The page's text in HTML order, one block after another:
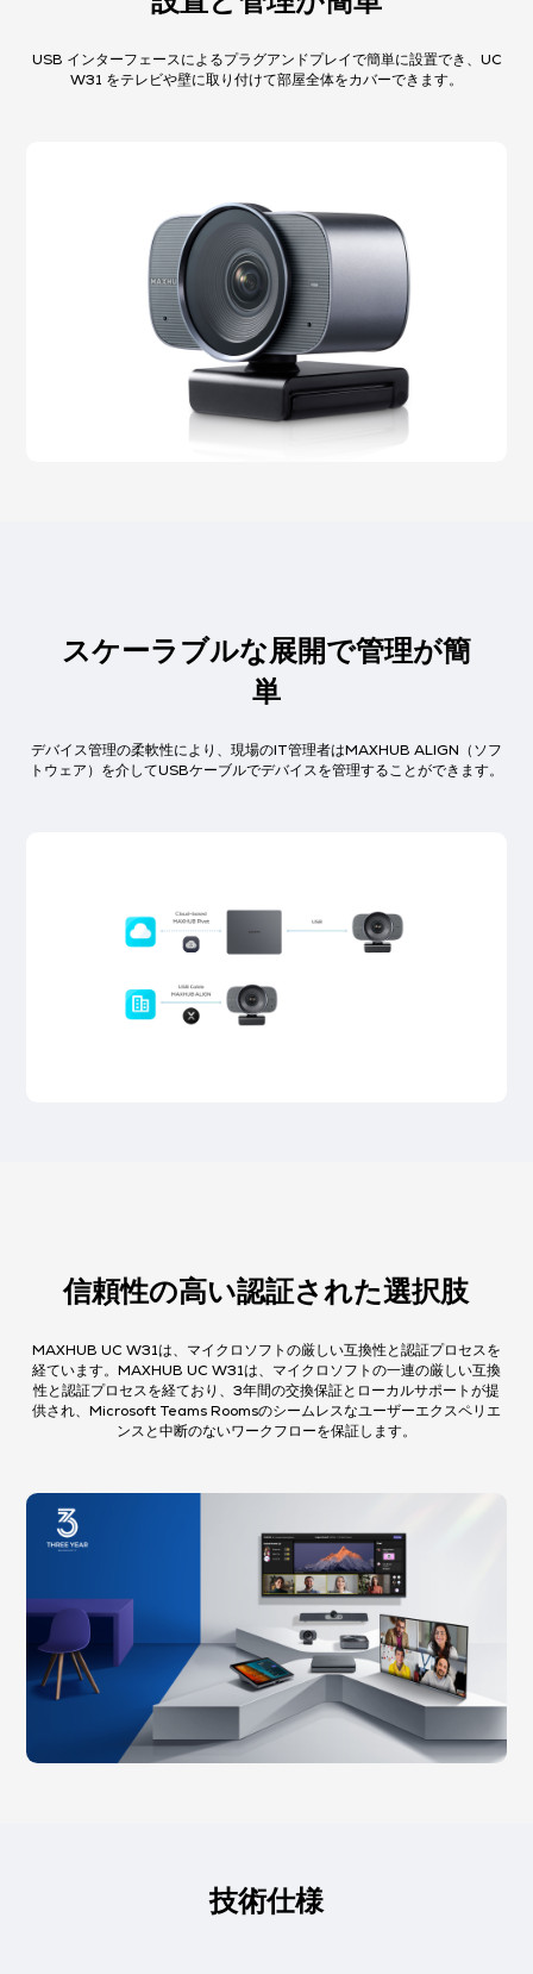
USB インターフェースによるプラグアンドプレイで簡単に設置でき、UC
W31 をテレビや壁に取り付けて部屋全体をカバーできます。
スケーラブルな展開で管理が簡
単
デバイス管理の柔軟性により、現場のIT管理者はMAXHUB ALIGN（ソフ
トウェア）を介してUSBケーブルでデバイスを管理することができます。
信頼性の高い認証された選択肢
MAXHUB UC W31は、マイクロソフトの厳しい互換性と認証プロセスを
経ています。MAXHUB UC W31は、マイクロソフトの一連の厳しい互換
性と認証プロセスを経ており、3年間の交換保証とローカルサポートが提
供され、Microsoft Teams Roomsのシームレスなユーザーエクスペリエ
ンスと中断のないワークフローを保証します。​
技術仕様